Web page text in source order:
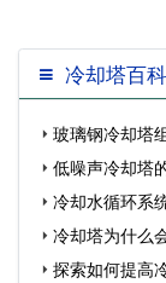
冷却塔百科
玻璃钢冷却塔
理…低噪声冷却塔
冷却水循环系
冷却塔为什么
(成华区冷却…
探索如何提高